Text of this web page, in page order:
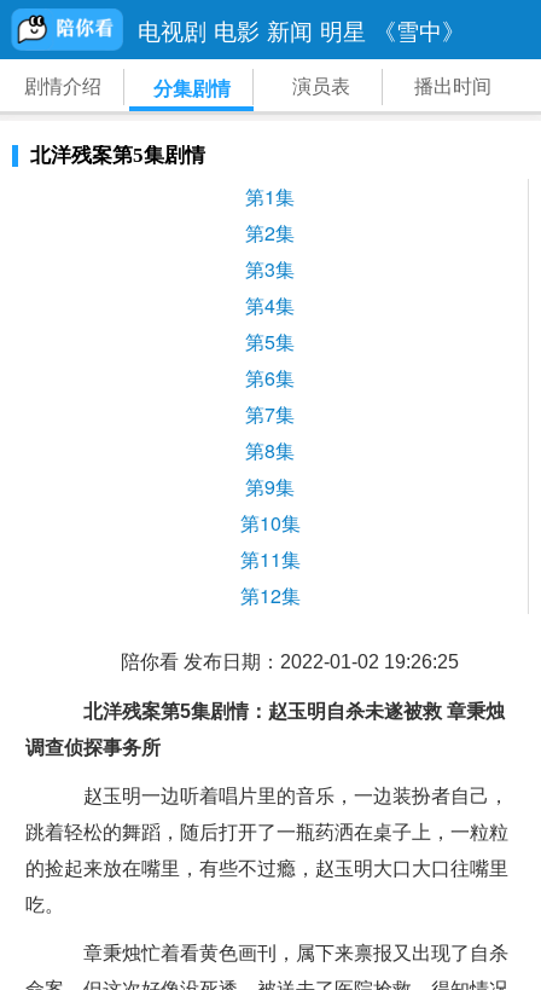
电视剧 电影 新闻 明星 《雪中》
剧情介绍 分集剧情 演员表 播出时间
北洋残案第5集剧情
第1集
第2集
第3集
第4集
第5集
第6集
第7集
第8集
第9集
第10集
第11集
第12集
陪你看 发布日期：2022-01-02 19:26:25
北洋残案第5集剧情：赵玉明自杀未遂被救 章秉烛
调查侦探事务所
赵玉明一边听着唱片里的音乐，一边装扮者自己，
跳着轻松的舞蹈，随后打开了一瓶药洒在桌子上，一粒粒
的捡起来放在嘴里，有些不过瘾，赵玉明大口大口往嘴里
吃。
章秉烛忙着看黄色画刊，属下来禀报又出现了自杀